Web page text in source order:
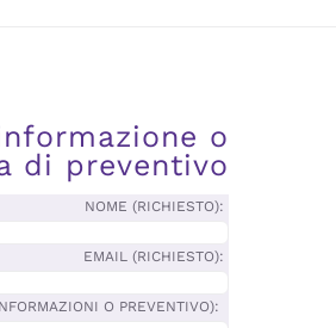
o
di preventivo
NOME (RICHIESTO):
EMAIL (RICHIESTO):
O PREVENTIVO):